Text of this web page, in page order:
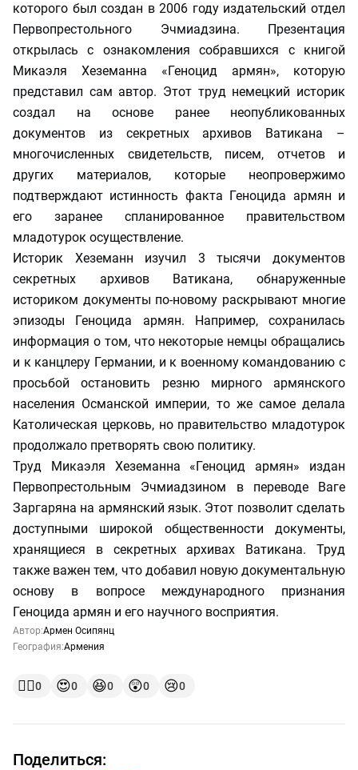
которого был создан в 2006 году издательский отдел
Первопрестольного Эчмиадзина. Презентация
открылась с ознакомления собравшихся с книгой
Микаэля Хеземанна «Геноцид армян», которую
представил сам автор. Этот труд немецкий историк
создал на основе ранее неопубликованных
документов из секретных архивов Ватикана –
многочисленных свидетельств, писем, отчетов и
других материалов, которые неопровержимо
подтверждают истинность факта Геноцида армян и
его заранее спланированное правительством
младотурок осуществление.
Историк Хеземанн изучил 3 тысячи документов
секретных архивов Ватикана, обнаруженные
историком документы по-новому раскрывают многие
эпизоды Геноцида армян. Например, сохранилась
информация о том, что некоторые немцы обращались
и к канцлеру Германии, и к военному командованию с
просьбой остановить резню мирного армянского
населения Османской империи, то же самое делала
Католическая церковь, но правительство младотурок
продолжало претворять свою политику.
Труд Микаэля Хеземанна «Геноцид армян» издан
Первопрестольным Эчмиадзином в переводе Ваге
Заргаряна на армянский язык. Этот позволит сделать
доступными широкой общественности документы,
хранящиеся в секретных архивах Ватикана. Труд
также важен тем, что добавил новую документальную
основу в вопросе международного признания
Геноцида армян и его научного восприятия.
Автор:Армен Осипянц
География:Армения
👍🏻0 😍0 😆0 😲0 😢0
Поделиться: